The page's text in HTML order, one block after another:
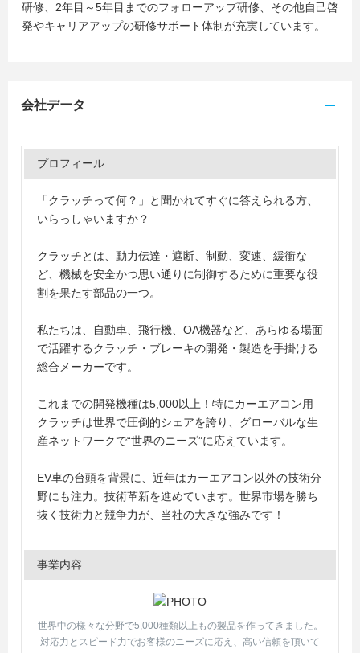
研修、2年目～5年目までのフォローアップ研修、その他自己啓
発やキャリアアップの研修サポート体制が充実しています。
会社データ
プロフィール
「クラッチって何？」と聞かれてすぐに答えられる方、
いらっしゃいますか？
クラッチとは、動力伝達・遮断、制動、変速、緩衝な
ど、機械を安全かつ思い通りに制御するために重要な役
割を果たす部品の一つ。
私たちは、自動車、飛行機、OA機器など、あらゆる場面
で活躍するクラッチ・ブレーキの開発・製造を手掛ける
総合メーカーです。
これまでの開発機種は5,000以上！特にカーエアコン用
クラッチは世界で圧倒的シェアを誇り、グローバルな生
産ネットワークで“世界のニーズ”に応えています。
EV車の台頭を背景に、近年はカーエアコン以外の技術分
野にも注力。技術革新を進めています。世界市場を勝ち
抜く技術力と競争力が、当社の大きな強みです！
事業内容
世界中の様々な分野で5,000種類以上もの製品を作ってきました。
対応力とスピード力でお客様のニーズに応え、高い信頼を頂いて